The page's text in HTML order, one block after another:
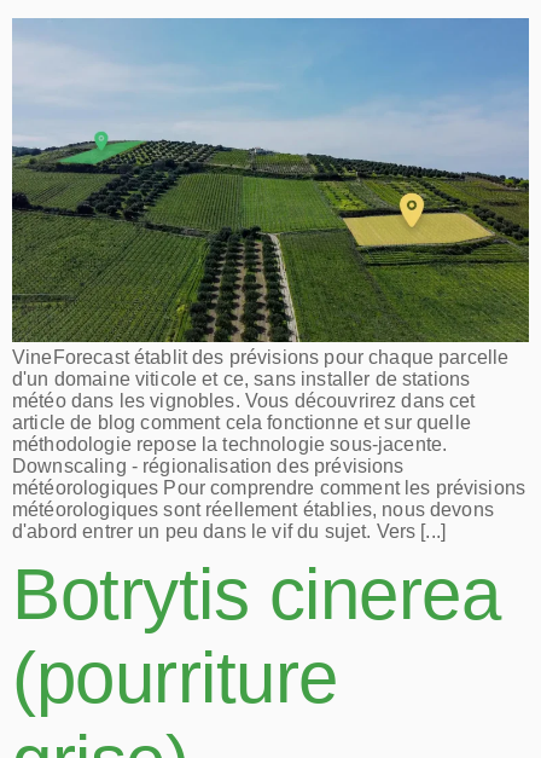
VineForecast établit des prévisions pour chaque parcelle
d'un domaine viticole et ce, sans installer de stations
météo dans les vignobles. Vous découvrirez dans cet
article de blog comment cela fonctionne et sur quelle
méthodologie repose la technologie sous-jacente.
Downscaling - régionalisation des prévisions
météorologiques Pour comprendre comment les prévisions
météorologiques sont réellement établies, nous devons
d'abord entrer un peu dans le vif du sujet. Vers [...]
Botrytis cinerea
(pourriture